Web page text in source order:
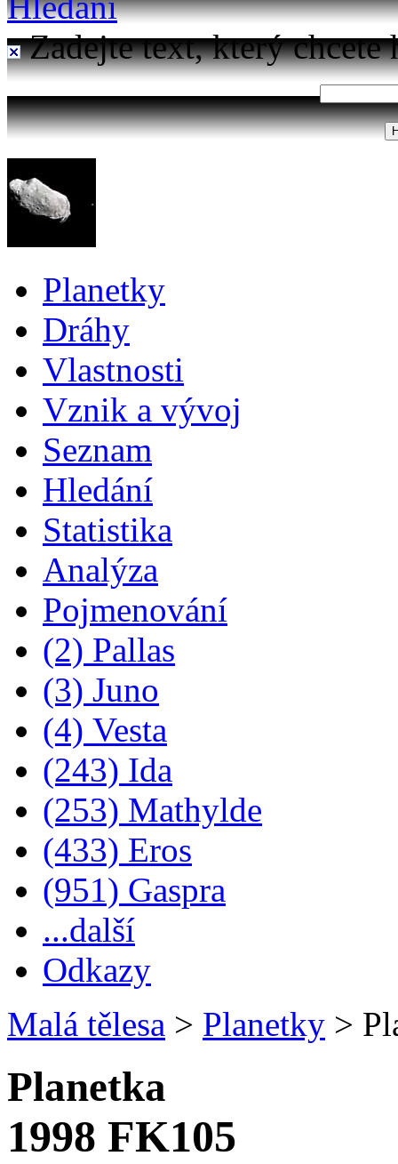
Zadejte text, který chcete
Planetky
Dráhy
Vlastnosti
Vznik a vývoj
Seznam
Hledání
Statistika
Analýza
Pojmenování
(2) Pallas
(3) Juno
(4) Vesta
(243) Ida
(253) Mathylde
(433) Eros
(951) Gaspra
...další
Odkazy
Malá tělesa > Planetky >
Planetka
1998 FK105